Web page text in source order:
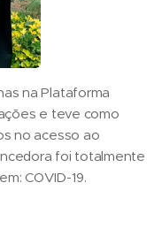
na Plataforma
e teve como
no acesso ao
foi totalmente
COVID-19.